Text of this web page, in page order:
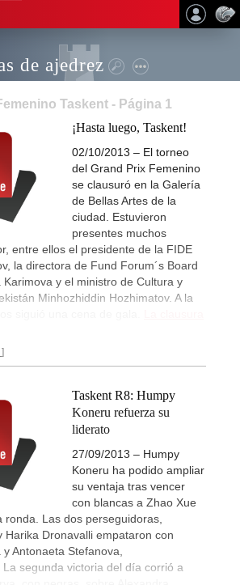
de ajedrez
Taskent - Página 1
¡Hasta luego, Taskent!
02/10/2013 – El torneo
del Grand Prix Femenino
se clausuró en la Galería
de Bellas Artes de la
ciudad. Estuvieron
presentes muchos
entre ellos el presidente de la FIDE
la directora de Fund Forum´s Board
Karimova y el ministro de Cultura y
Minhozhiddin Hozhimatov. A la
Taskent R8: Humpy
Koneru refuerza su
liderato
27/09/2013 – Humpy
Koneru ha podido ampliar
su ventaja tras vencer
con blancas a Zhao Xue
ronda. Las dos perseguidoras,
Harika Dronavalli empataron con
Antonaeta Stefanova,
segunda victoria del día corrió a